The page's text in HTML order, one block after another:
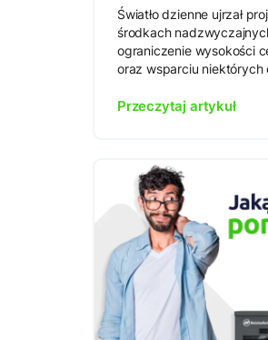
Światło dzienne ujrzał
środkach
ograniczenie wysokości
oraz wsparciu niektórych
Przeczytaj artykuł